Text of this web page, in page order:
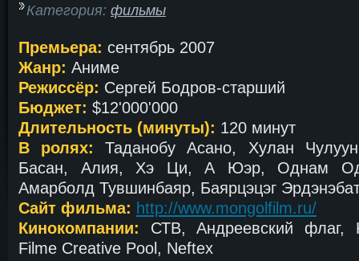
Категория: фильмы
Премьера: сентябрь 2007
Жанр: Аниме
Режиссёр: Сергей Бодров-старший
Бюджет: $12'000'000
Длительность (минуты): 120 минут
В ролях: Таданобу Асано, Хулан
Басан, Алия, Хэ Ци, А Юэр, Однам
Амарболд Тувшинбаяр, Баярцэцэг
Сайт фильма: http://www.mongolfilm.ru/
Кинокомпании: СТВ, Андреевский флаг,
Filme Creative Pool, Neftex